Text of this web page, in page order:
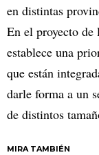
en distintas
En el proyecto de
establece una
que están
darle forma a un
de distintos
MIRA TAMBIÉN